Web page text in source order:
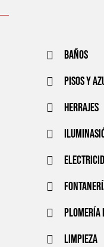
Baños
Pisos y
Herrajes
Plomería
Limpieza